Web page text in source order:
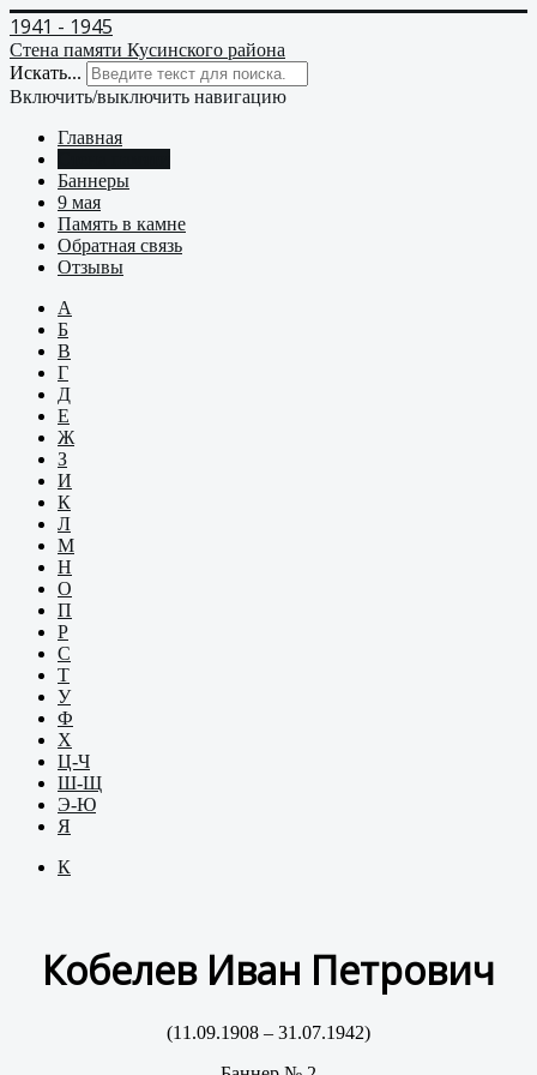
1941 - 1945
Стена памяти Кусинского района
Искать...
Включить/выключить навигацию
Главная
Баннеры
9 мая
Память в камне
Обратная связь
Отзывы
А
Б
В
Г
Д
Е
Ж
З
И
К
Л
М
Н
О
П
Р
С
Т
У
Ф
Х
Ц-Ч
Ш-Щ
Э-Ю
Я
К
Кобелев Иван Петрович
(11.09.1908 – 31.07.1942)